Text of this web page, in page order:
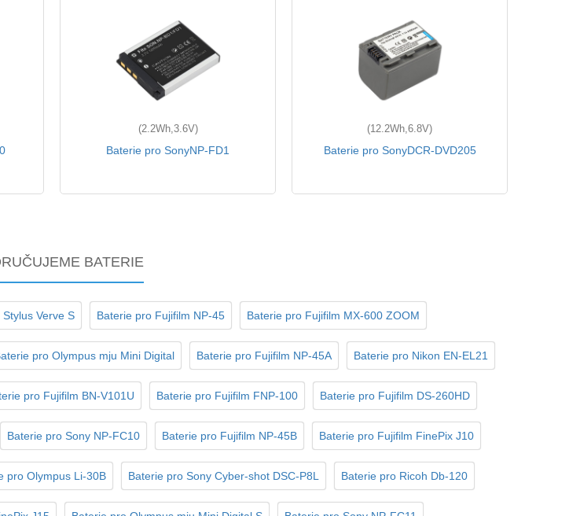
(2.2Wh,3.6V)
Baterie pro SonyNP-FD1
(12.2Wh,6.8V)
Baterie pro SonyDCR-DVD205
BATERIE
Verve S Baterie pro Fujifilm NP-45 Baterie pro Fujifilm MX-600 ZOOM
pro Olympus mju Mini Digital Baterie pro Fujifilm NP-45A Baterie pro Nikon EN-EL21
pro Fujifilm BN-V101U Baterie pro Fujifilm FNP-100 Baterie pro Fujifilm DS-260HD
Baterie pro Sony NP-FC10 Baterie pro Fujifilm NP-45B Baterie pro Fujifilm FinePix J10
pro Olympus Li-30B Baterie pro Sony Cyber-shot DSC-P8L Baterie pro Ricoh Db-120